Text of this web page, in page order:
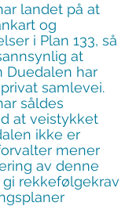
landet på at
og
i Plan 133, så
at
Duedalen har
samlevei.
såldes
at veistykket
ikke er
mener
av denne
rekkefølgekrav